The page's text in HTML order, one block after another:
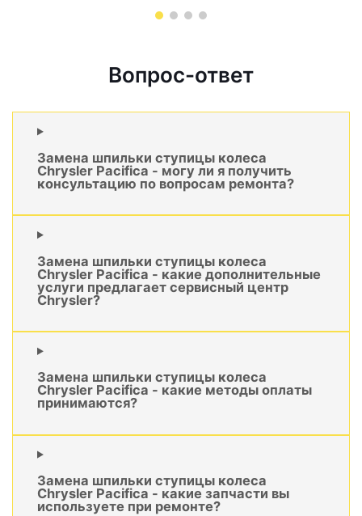
Вопрос-ответ
Замена шпильки ступицы колеса
Chrysler Pacifica - могу ли я получить
консультацию по вопросам ремонта?
Замена шпильки ступицы колеса
Chrysler Pacifica - какие дополнительные
услуги предлагает сервисный центр
Chrysler?
Замена шпильки ступицы колеса
Chrysler Pacifica - какие методы оплаты
принимаются?
Замена шпильки ступицы колеса
Chrysler Pacifica - какие запчасти вы
используете при ремонте?